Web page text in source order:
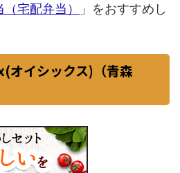
宅配弁当）
」をおすすめし
オイシックス)（青森